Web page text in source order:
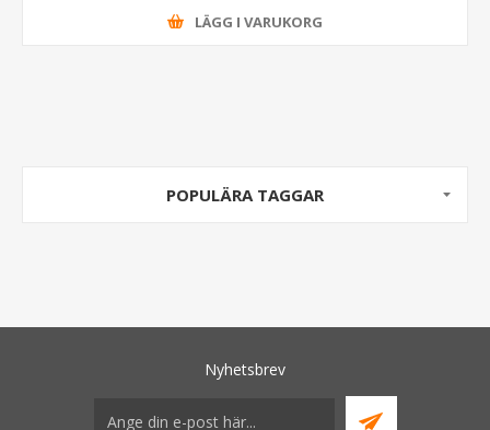
LÄGG I VARUKORG
POPULÄRA TAGGAR
Nyhetsbrev